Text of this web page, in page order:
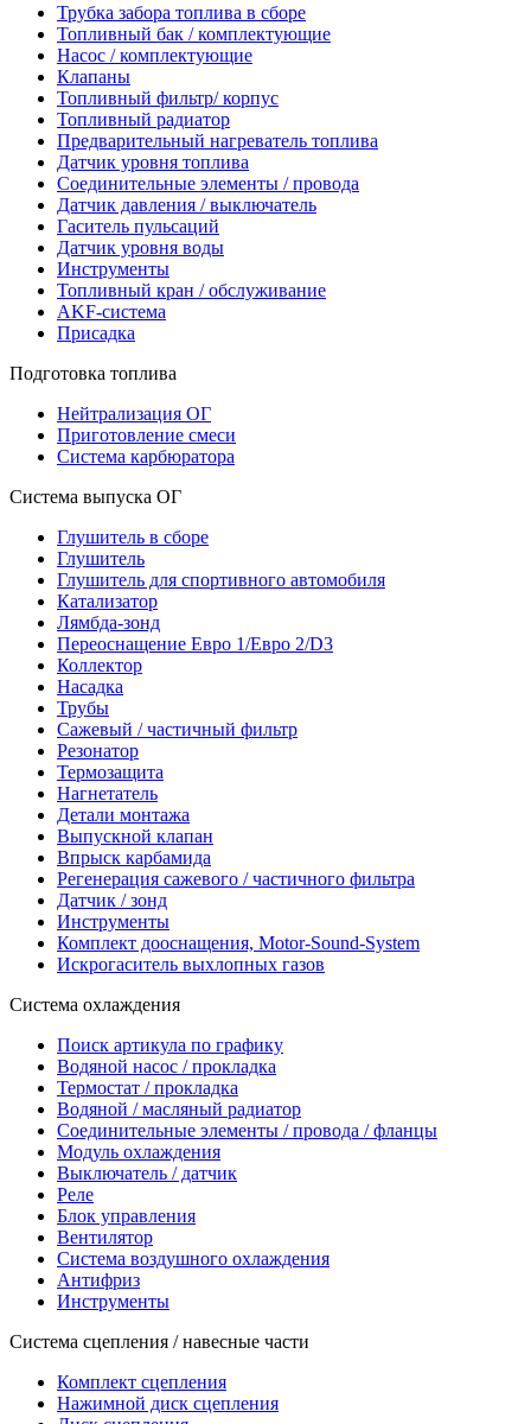
Трубка забора топлива в сборе
Топливный бак / комплектующие
Насос / комплектующие
Клапаны
Топливный фильтр/ корпус
Топливный радиатор
Предварительный нагреватель топлива
Датчик уровня топлива
Соединительные элементы / провода
Датчик давления / выключатель
Гаситель пульсаций
Датчик уровня воды
Инструменты
Топливный кран / обслуживание
AKF-система
Присадка
Подготовка топлива
Нейтрализация ОГ
Приготовление смеси
Система карбюратора
Система выпуска ОГ
Глушитель в сборе
Глушитель
Глушитель для спортивного автомобиля
Катализатор
Лямбда-зонд
Переоснащение Евро 1/Евро 2/D3
Коллектор
Насадка
Трубы
Сажевый / частичный фильтр
Резонатор
Термозащита
Нагнетатель
Детали монтажа
Выпускной клапан
Впрыск карбамида
Регенерация сажевого / частичного фильтра
Датчик / зонд
Инструменты
Комплект дооснащения, Motor-Sound-System
Искрогаситель выхлопных газов
Система охлаждения
Поиск артикула по графику
Водяной насос / прокладка
Термостат / прокладка
Водяной / масляный радиатор
Соединительные элементы / провода / фланцы
Модуль охлаждения
Выключатель / датчик
Реле
Блок управления
Вентилятор
Система воздушного охлаждения
Антифриз
Инструменты
Система сцепления / навесные части
Комплект сцепления
Нажимной диск сцепления